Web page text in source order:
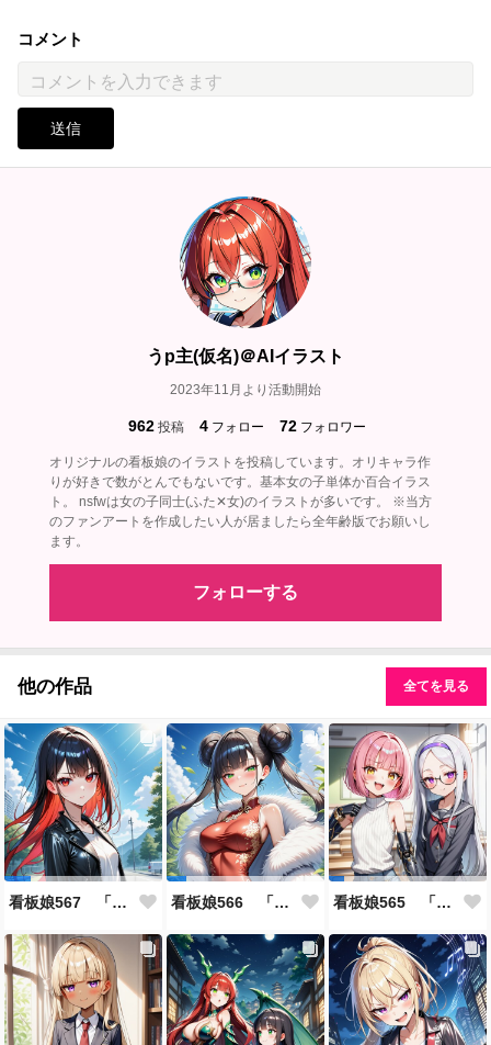
コメント
送信
うp主(仮名)＠AIイラスト
2023年11月より活動開始
962 投稿 4 フォロー 72 フォロワー
オリジナルの看板娘のイラストを投稿しています。オリキャラ作
りが好きで数がとんでもないです。基本女の子単体か百合イラス
ト。 nsfwは女の子同士(ふた✕女)のイラストが多いです。 ※当方
のファンアートを作成したい人が居ましたら全年齢版でお願いし
ます。
フォローする
他の作品 全てを見る
看板娘567 「雪村恋のよもやま話」 看板娘566 「ナンシー・ツァオのよもやま話」 看板娘565 「銀一族」